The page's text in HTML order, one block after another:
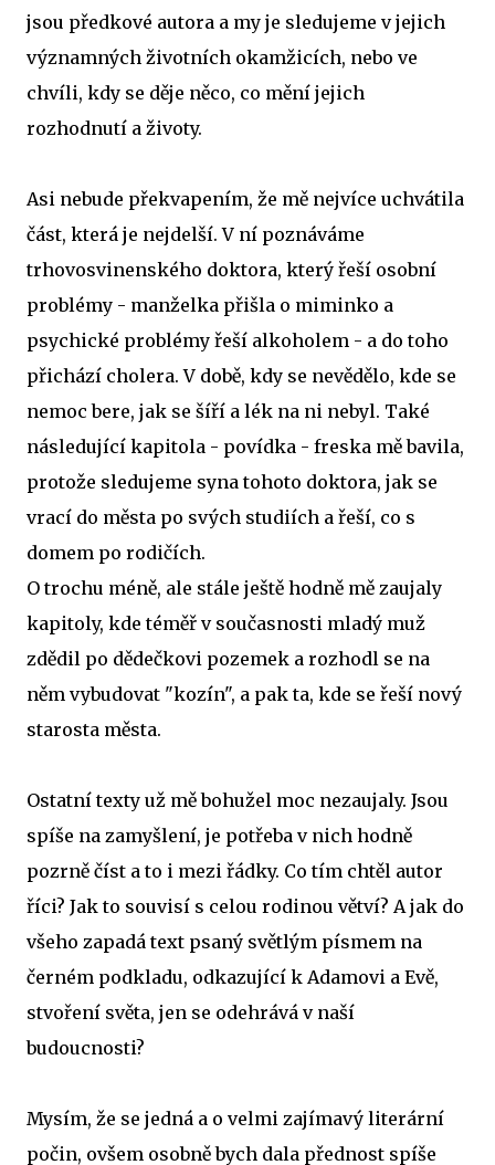
jsou předkové autora a my je sledujeme v jejich
významných životních okamžicích, nebo ve
chvíli, kdy se děje něco, co mění jejich
rozhodnutí a životy.
Asi nebude překvapením, že mě nejvíce uchvátila
část, která je nejdelší. V ní poznáváme
trhovosvinenského doktora, který řeší osobní
problémy - manželka přišla o miminko a
psychické problémy řeší alkoholem - a do toho
přichází cholera. V době, kdy se nevědělo, kde se
nemoc bere, jak se šíří a lék na ni nebyl. Také
následující kapitola - povídka - freska mě bavila,
protože sledujeme syna tohoto doktora, jak se
vrací do města po svých studiích a řeší, co s
domem po rodičích.
O trochu méně, ale stále ještě hodně mě zaujaly
kapitoly, kde téměř v současnosti mladý muž
zdědil po dědečkovi pozemek a rozhodl se na
něm vybudovat "kozín", a pak ta, kde se řeší nový
starosta města.
Ostatní texty už mě bohužel moc nezaujaly. Jsou
spíše na zamyšlení, je potřeba v nich hodně
pozrně číst a to i mezi řádky. Co tím chtěl autor
říci? Jak to souvisí s celou rodinou větví? A jak do
všeho zapadá text psaný světlým písmem na
černém podkladu, odkazující k Adamovi a Evě,
stvoření světa, jen se odehrává v naší
budoucnosti?
Mysím, že se jedná a o velmi zajímavý literární
počin, ovšem osobně bych dala přednost spíše